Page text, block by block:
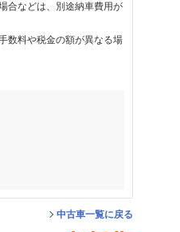
合などは、別途納車費用が
数料や税金の額が異なる場
中古車一覧に戻る